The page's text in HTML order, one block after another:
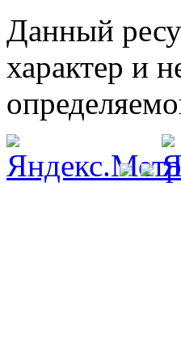
Данный
характер и